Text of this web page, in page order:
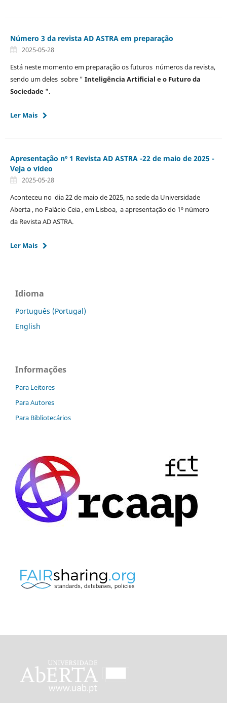
Número 3 da revista AD ASTRA em preparação
2025-05-28
Está neste momento em preparação os futuros números da revista,
sendo um deles sobre " Inteligência Artificial e o Futuro da
Sociedade".
Ler Mais
Apresentação nº 1 Revista AD ASTRA -22 de maio de 2025 -
Veja o vídeo
2025-05-28
Aconteceu no dia 22 de maio de 2025, na sede da Universidade
Aberta , no Palácio Ceia , em Lisboa, a apresentação do 1º número
da Revista AD ASTRA.
Ler Mais
Idioma
Português (Portugal)
English
Informações
Para Leitores
Para Autores
Para Bibliotecários